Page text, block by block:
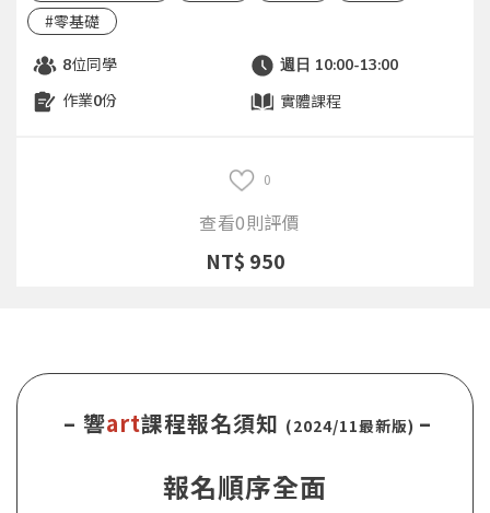
#零基礎
8位同學 週日 10:00-13:00
作業0份 實體課程
0
查看0則評價
NT$ 950
– 響art課程報名須知 (2024/11最新版) –
報名順序全面